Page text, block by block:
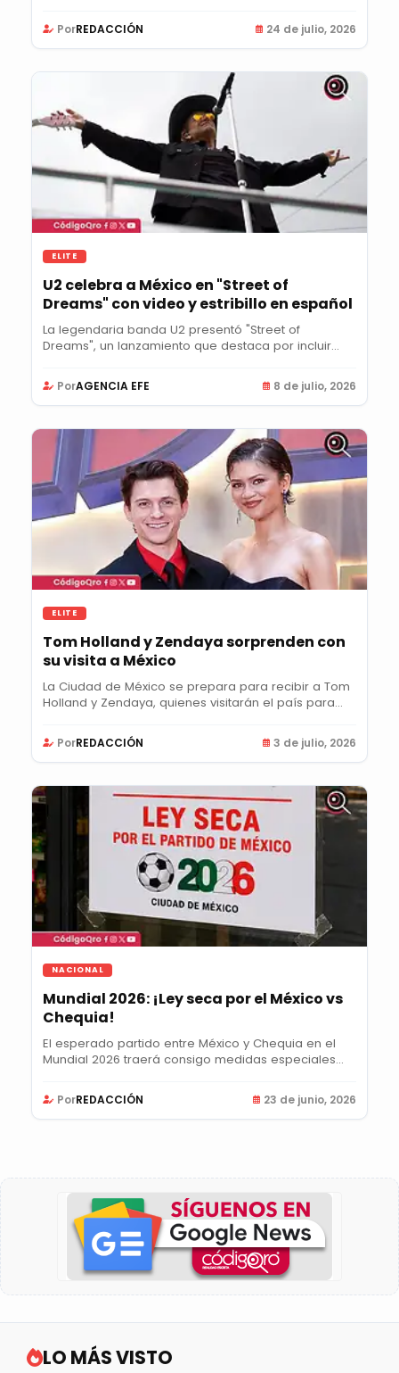
PorREDACCIÓN 24 de julio, 2026
ELITE
U2 celebra a México en "Street of
Dreams" con video y estribillo en español
La legendaria banda U2 presentó "Street of
Dreams", un lanzamiento que destaca por incluir
PorAGENCIA EFE 8 de julio, 2026
ELITE
Tom Holland y Zendaya sorprenden con
su visita a México
La Ciudad de México se prepara para recibir a Tom
Holland y Zendaya, quienes visitarán el país para...
PorREDACCIÓN 3 de julio, 2026
NACIONAL
Mundial 2026: ¡Ley seca por el México vs
Chequia!
El esperado partido entre México y Chequia en el
Mundial 2026 traerá consigo medidas especiales
PorREDACCIÓN 23 de junio, 2026
LO MÁS VISTO